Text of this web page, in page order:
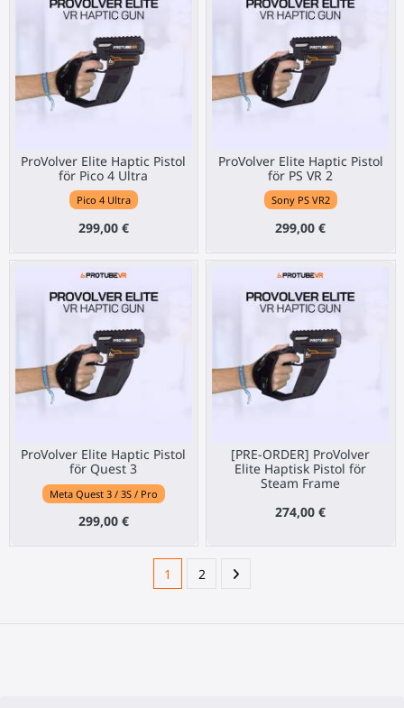
ProVolver Elite Haptic Pistol
för Pico 4 Ultra
Pico 4 Ultra
299,00 €
ProVolver Elite Haptic Pistol
för PS VR 2
Sony PS VR2
299,00 €
ProVolver Elite Haptic Pistol
för Quest 3
Meta Quest 3 / 3S / Pro
299,00 €
[PRE-ORDER] ProVolver
Elite Haptisk Pistol för
Steam Frame
274,00 €
1 2